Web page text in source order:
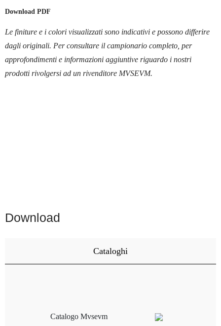
Download PDF
Le finiture e i colori visualizzati sono indicativi e possono differire
dagli originali. Per consultare il campionario completo, per
approfondimenti e informazioni aggiuntive riguardo i nostri
prodotti rivolgersi ad un rivenditore MVSEVM.
Download
Cataloghi
Catalogo Mvsevm